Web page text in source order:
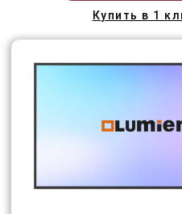
Купить в 1